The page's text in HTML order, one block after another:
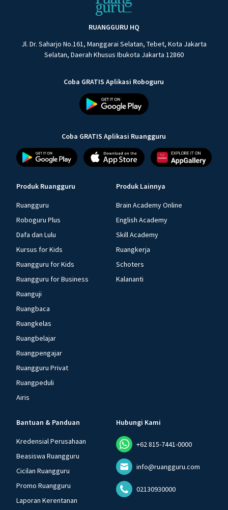
RUANGGURU HQ
Jl. Dr. Saharjo No.161, Manggarai Selatan, Tebet, Kota Jakarta
Selatan, Daerah Khusus Ibukota Jakarta 12860
Coba GRATIS Aplikasi Roboguru
Coba GRATIS Aplikasi Ruangguru
Produk Ruangguru
Ruangguru
Roboguru Plus
Dafa dan Lulu
Kursus for Kids
Ruangguru for Kids
Ruangguru for Business
Ruanguji
Ruangbaca
Ruangkelas
Ruangbelajar
Ruangpengajar
Ruangguru Privat
Ruangpeduli
Airis
Produk Lainnya
Brain Academy Online
English Academy
Skill Academy
Ruangkerja
Schoters
Kalananti
Bantuan & Panduan
Kredensial Perusahaan
Beasiswa Ruangguru
Cicilan Ruangguru
Promo Ruangguru
Laporan Kerentanan
Hubungi Kami
+62 815-7441-0000
info@ruangguru.com
02130930000